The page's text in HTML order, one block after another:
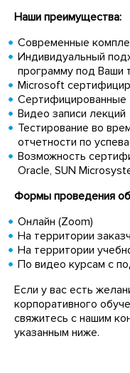
Наши преимущества:
Современные
Индивидуальный
программу под Ваши
Microsoft
Сертифицированные
Видео записи лекций
Тестирование во
отчетности по
Возможность
Oracle, SUN
Формы проведения
Онлайн (Zoom)
На территории
На территории
По видео курсам с
Если у вас есть
корпоративного
свяжитесь с нашим
указанным ниже.